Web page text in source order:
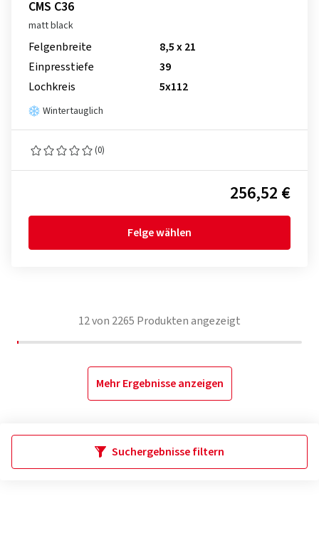
CMS C36
matt black
Felgenbreite
8,5 x 21
Einpresstiefe
39
Lochkreis
5x112
Wintertauglich
(0)
256,52 €
Felge wählen
12von 2265 Produkten angezeigt
Mehr Ergebnisse anzeigen
Suchergebnisse filtern